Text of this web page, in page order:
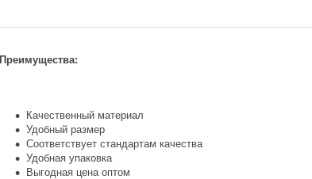
Преимущества:
Качественный материал
Удобный размер
Соответствует стандартам качества
Удобная упаковка
Выгодная цена оптом